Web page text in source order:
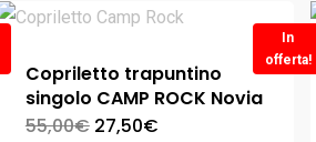
In
offerta!
Copriletto trapuntino
singolo CAMP ROCK Novia
55,00€ 27,50€